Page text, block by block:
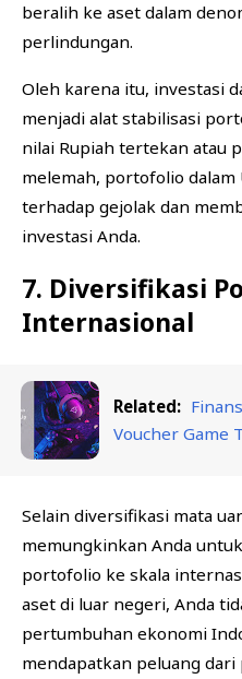
beralih ke aset dalam
perlindungan.
Oleh karena itu, investasi
menjadi alat stabilisasi
nilai Rupiah tertekan atau
melemah, portofolio
terhadap gejolak dan
investasi Anda.
7. Diversifikasi
Internasional
Related:
Voucher Game
Selain diversifikasi mata
memungkinkan Anda
portofolio ke skala
aset di luar negeri, Anda
pertumbuhan ekonomi
mendapatkan peluang